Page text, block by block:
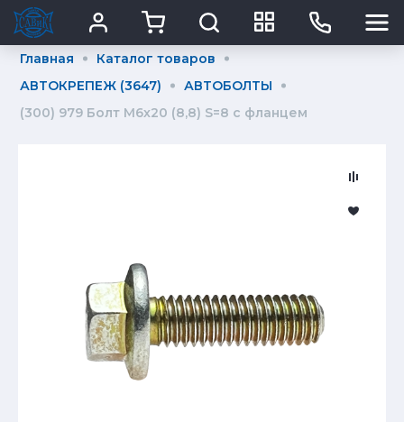
Главная
Каталог товаров
АВТОКРЕПЕЖ (3647)
АВТОБОЛТЫ
(300) 979 Болт М6х20 (8,8) S=8 с фланцем